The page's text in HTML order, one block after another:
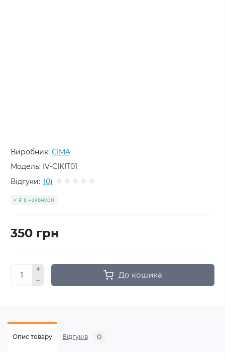
Виробник: CIMA
Модель: IV-CIKIT01
Відгуки: (0)
Є в наявності
350 грн
До кошика
Опис товару Відгуків 0